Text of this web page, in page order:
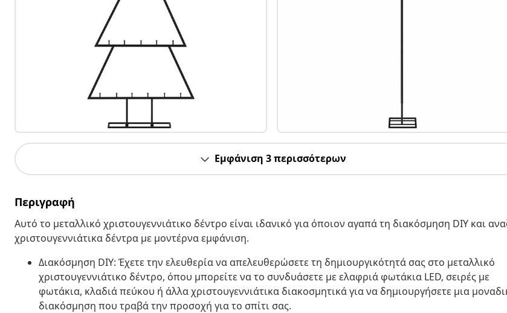
Εμφάνιση 3 περισσότερων
Περιγραφή
Αυτό το μεταλλικό χριστουγεννιάτικο δέντρο είναι ιδανικό για όποιον αγαπά τη διακόσμηση DIY και
χριστουγεννιάτικα δέντρα με μοντέρνα εμφάνιση.
Διακόσμηση DIY: Έχετε την ελευθερία να απελευθερώσετε τη δημιουργικότητά σας στο μεταλλικό
χριστουγεννιάτικο δέντρο, όπου μπορείτε να το συνδυάσετε με ελαφριά φωτάκια LED, σειρές με
φωτάκια, κλαδιά πεύκου ή άλλα χριστουγεννιάτικα διακοσμητικά για να δημιουργήσετε μια
διακόσμηση που τραβά την προσοχή για το σπίτι σας.